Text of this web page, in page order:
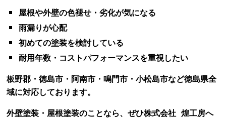
屋根や外壁の色褪せ・劣化が気になる
雨漏りが心配
初めての塗装を検討している
耐用年数・コストパフォーマンスを重視したい
板野郡・徳島市・阿南市・鳴門市・小松島市など徳島県全
域に対応しております。
外壁塗装・屋根塗装のことなら、ぜひ株式会社 煌工房へ